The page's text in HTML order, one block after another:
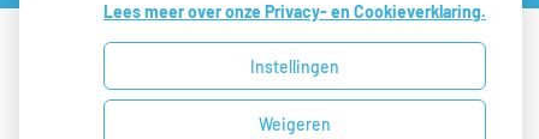
Uw Zorg Online|Beheer
Bezoek
Lees meer over onze Privacy- en Cookieverklaring.
Instellingen
Weigeren